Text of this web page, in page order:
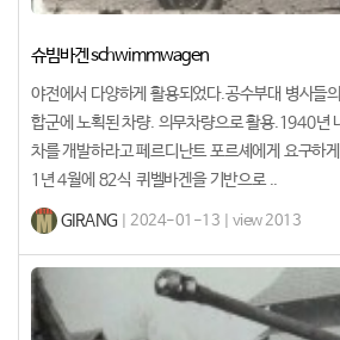
슈빔바겐 schwimmwagen
야전에서 다양하게 활용되었다.공수부대 병사들
합군에 노획된 차량. 의무차량으로 활용.1940년
차를 개발하라고 페르디난트 포르셰에게 요구하
1년 4월에 82식 퀴벨바겐을 기반으로 ..
GIRANG | 2024-01-13 | view 2013